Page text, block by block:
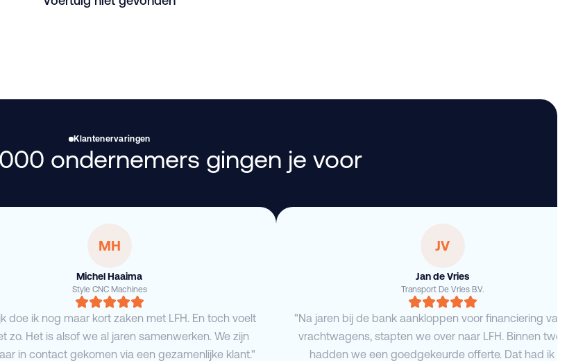
Klantenervaringen
ondernemers gingen je voor
MH
Michel Haaima
Style CNC Machines
doe ik nog maar kort zaken met LFH. En toch voelt
zo. Het is alsof we al jaren samenwerken. We zijn
in contact gekomen via een gezamenlijke klant."
JV
Jan de Vries
Transport De Vries B.V.
"Na jaren bij de bank aankloppen voor financiering van
vrachtwagens, stapten we over naar LFH. Binnen twee
hadden we een goedgekeurde offerte. Dat had ik niet